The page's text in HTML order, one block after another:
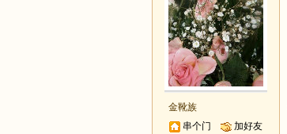
金靴族
串个门
加好友